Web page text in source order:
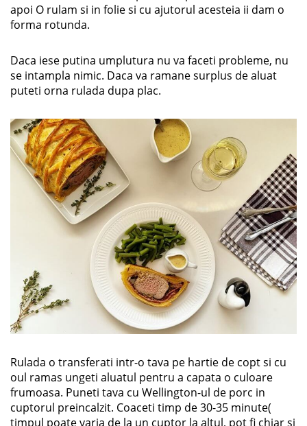
apoi O rulam si in folie si cu ajutorul acesteia ii dam o
forma rotunda.
Daca iese putina umplutura nu va faceti probleme, nu
se intampla nimic. Daca va ramane surplus de aluat
puteti orna rulada dupa plac.
Rulada o transferati intr-o tava pe hartie de copt si cu
oul ramas ungeti aluatul pentru a capata o culoare
frumoasa. Puneti tava cu Wellington-ul de porc in
cuptorul preincalzit. Coaceti timp de 30-35 minute(
timpul poate varia de la un cuptor la altul, pot fi chiar si